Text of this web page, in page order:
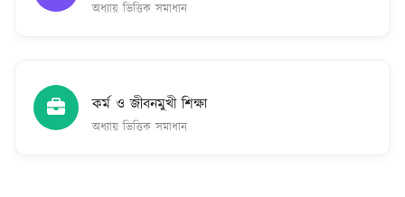
অধ্যায় ভিত্তিক সমাধান
কর্ম ও জীবনমুখী শিক্ষা
অধ্যায় ভিত্তিক সমাধান